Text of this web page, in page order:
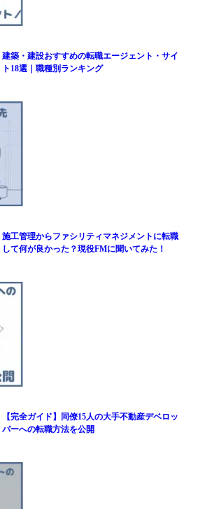
建築・建設おすすめの転職エージェント・サイ
ト18選｜職種別ランキング
施工管理からファシリティマネジメントに転職
して何が良かった？現役FMに聞いてみた！
【完全ガイド】同僚15人の大手不動産デベロッ
パーへの転職方法を公開